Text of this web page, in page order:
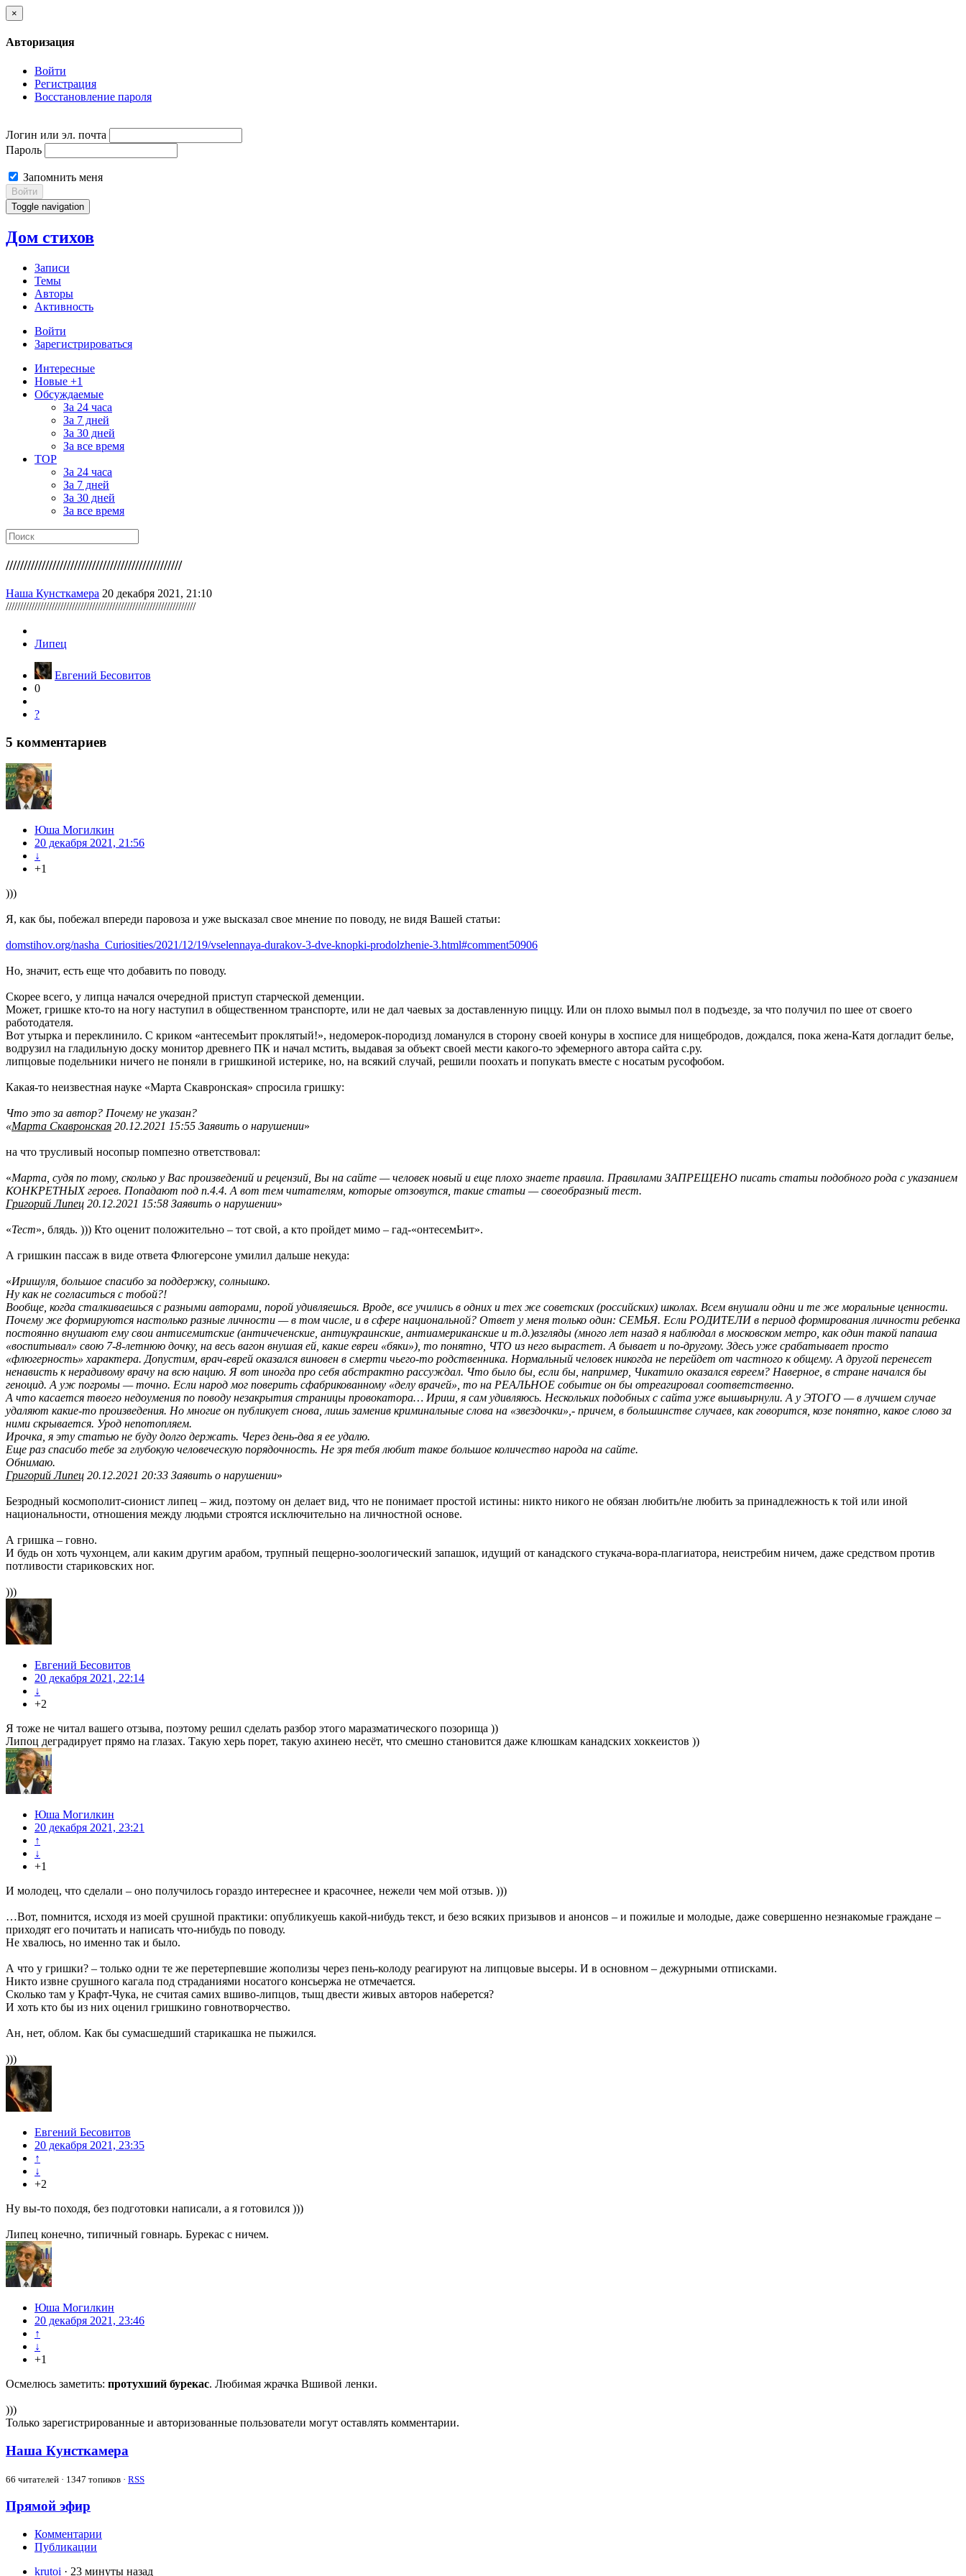
×
Авторизация
Войти
Регистрация
Восстановление пароля
Логин или эл. почта
Пароль
Запомнить меня
Войти
Toggle navigation
Дом стихов
Записи
Темы
Авторы
Активность
Войти
Зарегистрироваться
Интересные
Новые +1
Обсуждаемые
За 24 часа
За 7 дней
За 30 дней
За все время
TOP
За 24 часа
За 7 дней
За 30 дней
За все время
/////////////////////////////////////////////////
Наша Кунсткамера 20 декабря 2021, 21:10
//////////////////////////////////////////////////////////////////
Липец
Евгений Бесовитов
0
?
5 комментариев
Юша Могилкин
20 декабря 2021, 21:56
↓
+1
)))
Я, как бы, побежал впереди паровоза и уже высказал свое мнение по поводу, не видя Вашей статьи:
domstihov.org/nasha_Curiosities/2021/12/19/vselennaya-durakov-3-dve-knopki-prodolzhenie-3.html#comment50906
Но, значит, есть еще что добавить по поводу.
Скорее всего, у липца начался очередной приступ старческой деменции.
Может, гришке кто-то на ногу наступил в общественном транспорте, или не дал чаевых за доставленную пиццу. Или он плохо вымыл пол в подъезде, за что получил по шее от своего
работодателя.
Вот утырка и переклинило. С криком «антесемЬит проклятый!», недомерок-породизд ломанулся в сторону своей конуры в хосписе для нищебродов, дождался, пока жена-Катя догладит белье,
водрузил на гладильную доску монитор древнего ПК и начал мстить, выдавая за объект своей мести какого-то эфемерного автора сайта с.ру.
липцовые подельники ничего не поняли в гришкиной истерике, но, на всякий случай, решили поохать и попукать вместе с носатым русофобом.
Какая-то неизвестная науке «Марта Скавронская» спросила гришку:
Что это за автор? Почему не указан?
«Марта Скавронская 20.12.2021 15:55 Заявить о нарушении»
на что трусливый носопыр помпезно ответствовал:
«Марта, судя по тому, сколько у Вас произведений и рецензий, Вы на сайте — человек новый и еще плохо знаете правила. Правилами ЗАПРЕЩЕНО писать статьи подобного рода с указанием
КОНКРЕТНЫХ героев. Попадают под п.4.4. А вот тем читателям, которые отзовутся, такие статьи — своеобразный тест.
Григорий Липец 20.12.2021 15:58 Заявить о нарушении»
«Тест», блядь. ))) Кто оценит положительно – тот свой, а кто пройдет мимо – гад-«онтесемЬит».
А гришкин пассаж в виде ответа Флюгерсоне умилил дальше некуда:
«Иришуля, большое спасибо за поддержку, солнышко.
Ну как не согласиться с тобой?!
Вообще, когда сталкиваешься с разными авторами, порой удивляешься. Вроде, все учились в одних и тех же советских (российских) школах. Всем внушали одни и те же моральные ценности.
Почему же формируются настолько разные личности — в том числе, и в сфере национальной? Ответ у меня только один: СЕМЬЯ. Если РОДИТЕЛИ в период формирования личности ребенка
постоянно внушают ему свои антисемитские (античеченские, антиукраинские, антиамериканские и т.д.)взгляды (много лет назад я наблюдал в московском метро, как один такой папаша
«воспитывал» свою 7-8-летнюю дочку, на весь вагон внушая ей, какие евреи «бяки»), то понятно, ЧТО из него вырастет. А бывает и по-другому. Здесь уже срабатывает просто
«флюгерность» характера. Допустим, врач-еврей оказался виновен в смерти чьего-то родственника. Нормальный человек никогда не перейдет от частного к общему. А другой перенесет
ненависть к нерадивому врачу на всю нацию. Я вот иногда про себя абстрактно рассуждал. Что было бы, если бы, например, Чикатило оказался евреем? Наверное, в стране начался бы
геноцид. А уж погромы — точно. Если народ мог поверить сфабрикованному «делу врачей», то на РЕАЛЬНОЕ событие он бы отреагировал соответственно.
А что касается твоего недоумения по поводу незакрытия страницы провокатора… Ириш, я сам удивляюсь. Нескольких подобных с сайта уже вышвырнули. А у ЭТОГО — в лучшем случае
удаляют какие-то произведения. Но многие он публикует снова, лишь заменив криминальные слова на «звездочки»,- причем, в большинстве случаев, как говорится, козе понятно, какое слово за
ними скрывается. Урод непотопляем.
Ирочка, я эту статью не буду долго держать. Через день-два я ее удалю.
Еще раз спасибо тебе за глубокую человеческую порядочность. Не зря тебя любит такое большое количество народа на сайте.
Обнимаю.
Григорий Липец 20.12.2021 20:33 Заявить о нарушении»
Безродный космополит-сионист липец – жид, поэтому он делает вид, что не понимает простой истины: никто никого не обязан любить/не любить за принадлежность к той или иной
национальности, отношения между людьми строятся исключительно на личностной основе.
А гришка – говно.
И будь он хоть чухонцем, али каким другим арабом, трупный пещерно-зоологический запашок, идущий от канадского стукача-вора-плагиатора, неистребим ничем, даже средством против
потливости стариковских ног.
)))
Евгений Бесовитов
20 декабря 2021, 22:14
↓
+2
Я тоже не читал вашего отзыва, поэтому решил сделать разбор этого маразматического позорища ))
Липоц деградирует прямо на глазах. Такую херь порет, такую ахинею несёт, что смешно становится даже клюшкам канадских хоккеистов ))
Юша Могилкин
20 декабря 2021, 23:21
↑
↓
+1
И молодец, что сделали – оно получилось гораздо интереснее и красочнее, нежели чем мой отзыв. )))
…Вот, помнится, исходя из моей срушной практики: опубликуешь какой-нибудь текст, и безо всяких призывов и анонсов – и пожилые и молодые, даже совершенно незнакомые граждане –
приходят его почитать и написать что-нибудь по поводу.
Не хвалюсь, но именно так и было.
А что у гришки? – только одни те же перетерпевшие жополизы через пень-колоду реагируют на липцовые высеры. И в основном – дежурными отписками.
Никто извне срушного кагала под страданиями носатого консьержа не отмечается.
Сколько там у Крафт-Чука, не считая самих вшиво-липцов, тыщ двести живых авторов наберется?
И хоть кто бы из них оценил гришкино говнотворчество.
Ан, нет, облом. Как бы сумасшедший старикашка не пыжился.
)))
Евгений Бесовитов
20 декабря 2021, 23:35
↑
↓
+2
Ну вы-то походя, без подготовки написали, а я готовился )))
Липец конечно, типичный говнарь. Бурекас с ничем.
Юша Могилкин
20 декабря 2021, 23:46
↑
↓
+1
Осмелюсь заметить: протухший бурекас. Любимая жрачка Вшивой ленки.
)))
Только зарегистрированные и авторизованные пользователи могут оставлять комментарии.
Наша Кунсткамера
66 читателей · 1347 топиков · RSS
Прямой эфир
Комментарии
Публикации
krutoi · 23 минуты назад